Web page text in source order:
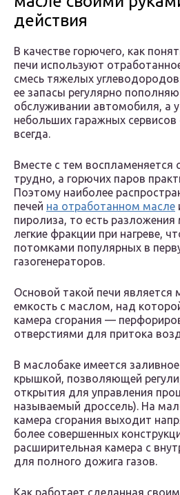
действия
В качестве горючего, как
печи используют
смесь тяжелых
ее запасы регулярно
обслуживании автомобиля, а
небольших гаражных сервисов
всегда.
Вместе с тем воспламеняется
трудно, а горючих паров
Поэтому наиболее
печей на отработанном масле
пиролиза, то есть разложения
легкие фракции при нагреве,
потомками популярных в
газогенераторов.
Основой такой печи является
емкость с маслом, над
камера сгорания —
отверстиями для притока
В маслобаке имеется
крышкой, позволяющей
открытия для управления
называемый дроссель). На
камера сгорания выходит
более совершенных
расширительная камера с
для полного дожига газов.
Как работает сделанная